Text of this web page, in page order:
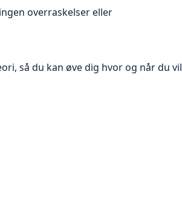
overraskelser eller
så du kan øve dig hvor og når du vil